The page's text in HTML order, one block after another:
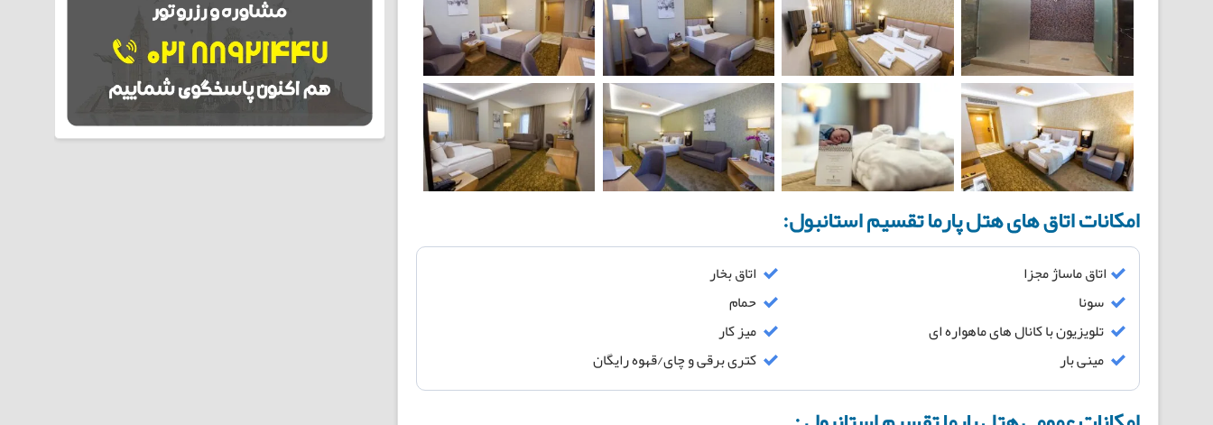
امکانات اتاق های هتل پارما تقسیم استانبول:
اتاق ماساژ مجزا
اتاق بخار
سونا
حمام
تلویزیون با کانال های ماهواره ای
میز کار
مینی بار
کتری برقی و چای/قهوه رایگان